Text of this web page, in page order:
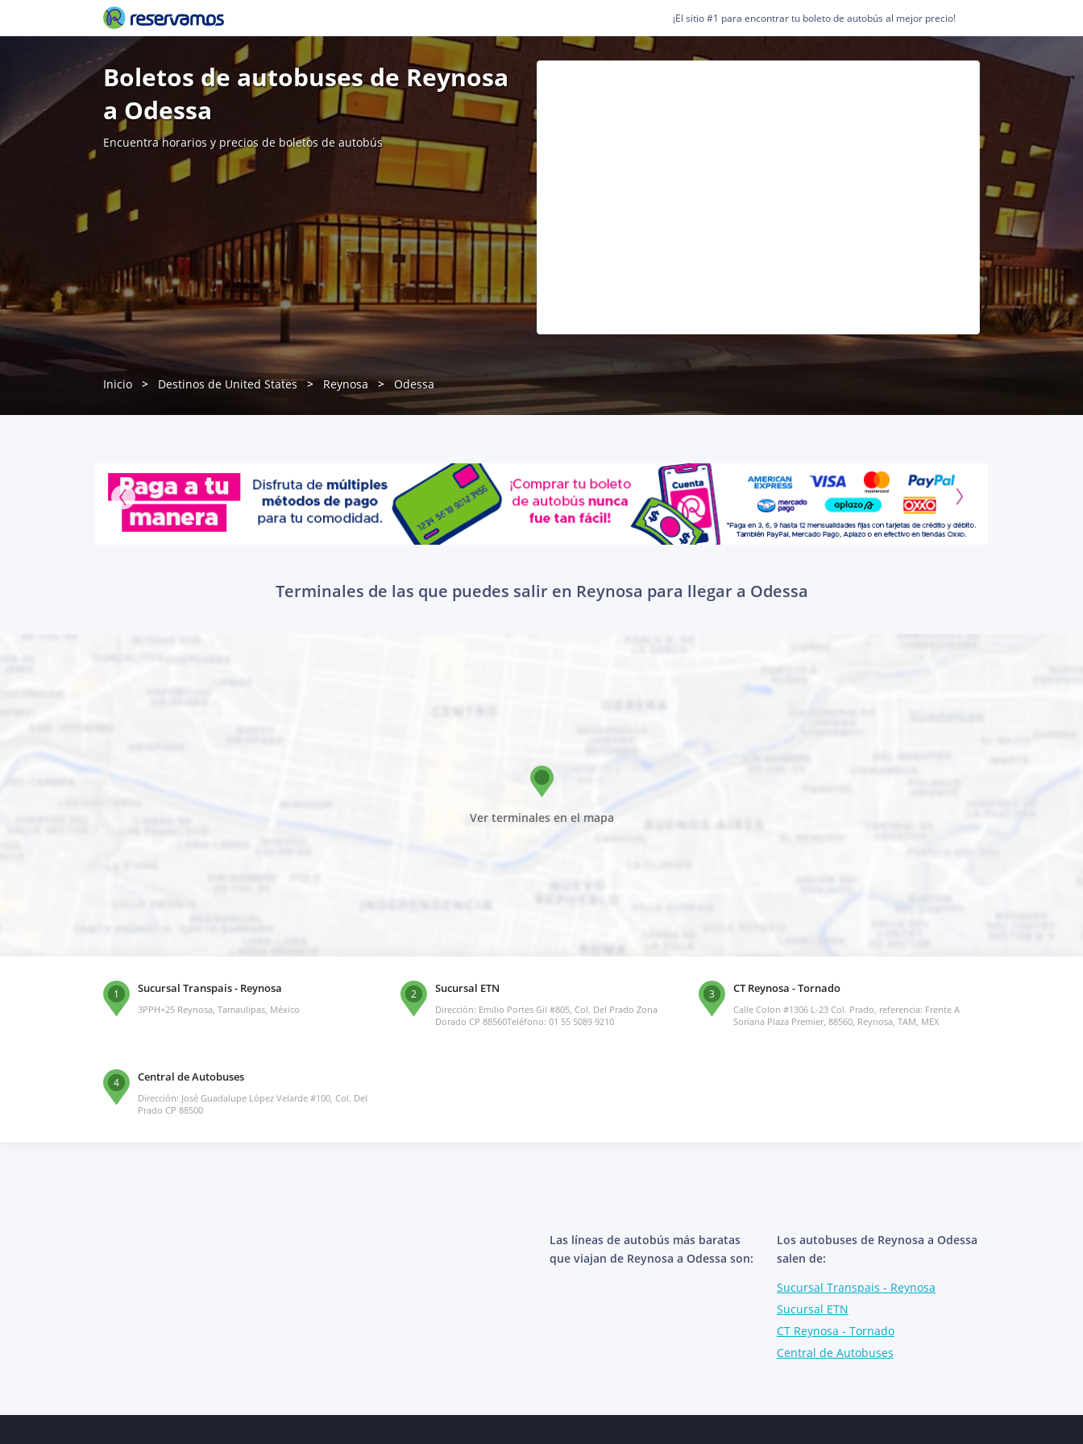
¡El sitio #1 para encontrar tu boleto de autobús al mejor precio!
Boletos de autobuses de Reynosa
a Odessa
Encuentra horarios y precios de boletos de autobús
Inicio Destinos de United States Reynosa Odessa
Terminales de las que puedes salir en Reynosa para llegar a Odessa
Ver terminales en el mapa
1 Sucursal Transpais - Reynosa
3PPH+25 Reynosa, Tamaulipas, México
2 Sucursal ETN
Dirección: Emilio Portes Gil #805, Col. Del Prado Zona
Dorado CP 88560Teléfono: 01 55 5089 9210
3 CT Reynosa - Tornado
Calle Colon #1306 L-23 Col. Prado, referencia: Frente A
Soriana Plaza Premier, 88560, Reynosa, TAM, MEX
4 Central de Autobuses
Dirección: José Guadalupe López Velarde #100, Col. Del
Prado CP 88500
Las líneas de autobús más baratas
que viajan de Reynosa a Odessa son:
Los autobuses de Reynosa a Odessa
salen de:
Sucursal Transpais - Reynosa
Sucursal ETN
CT Reynosa - Tornado
Central de Autobuses